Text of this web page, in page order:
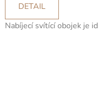
DETAIL
Nabíjecí svítící obojek je